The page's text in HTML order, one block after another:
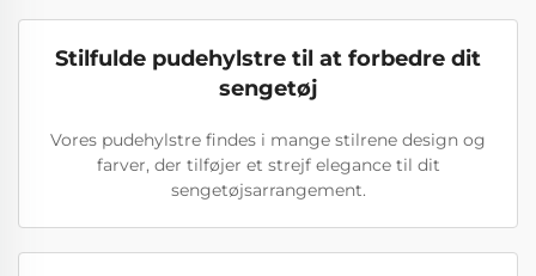
Stilfulde pudehylstre til at forbedre dit
sengetøj
Vores pudehylstre findes i mange stilrene design og
farver, der tilføjer et strejf elegance til dit
sengetøjsarrangement.